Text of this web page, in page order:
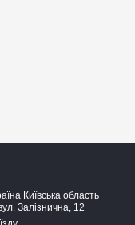
Київська область
Залізнична, 12